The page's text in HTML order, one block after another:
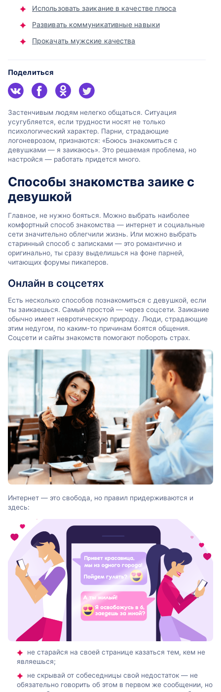
Использовать заикание в качестве плюса
Развивать коммуникативные навыки
Прокачать мужские качества
Поделиться
Застенчивым людям нелегко общаться. Ситуация
усугубляется, если трудности носят не только
психологический характер. Парни, страдающие
логоневрозом, признаются: «Боюсь знакомиться с
девушками — я заикаюсь». Это решаемая проблема, но
настройся — работать придется много.
Способы знакомства заике с
девушкой
Главное, не нужно бояться. Можно выбрать наиболее
комфортный способ знакомства — интернет и социальные
сети значительно облегчили жизнь. Или можно выбрать
старинный способ с записками — это романтично и
оригинально, ты сразу выделишься на фоне парней,
читающих форумы пикаперов.
Онлайн в соцсетях
Есть несколько способов познакомиться с девушкой, если
ты заикаешься. Самый простой — через соцсети. Заикание
обычно имеет невротическую природу. Люди, страдающие
этим недугом, по каким-то причинам боятся общения.
Соцсети и сайты знакомств помогают побороть страх.
Интернет — это свобода, но правил придерживаются и
здесь:
не старайся на своей странице казаться тем, кем не
являешься;
не скрывай от собеседницы свой недостаток — не
обязательно говорить об этом в первом же сообщении, но